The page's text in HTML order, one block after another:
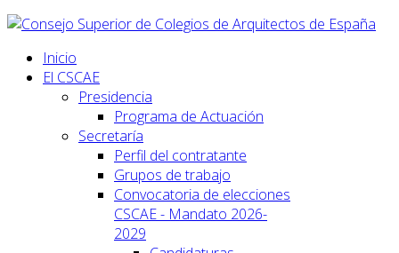
Inicio
El CSCAE
Presidencia
Programa de Actuación
Secretaría
Perfil del contratante
Grupos de trabajo
Convocatoria de elecciones
CSCAE - Mandato 2026-
2029